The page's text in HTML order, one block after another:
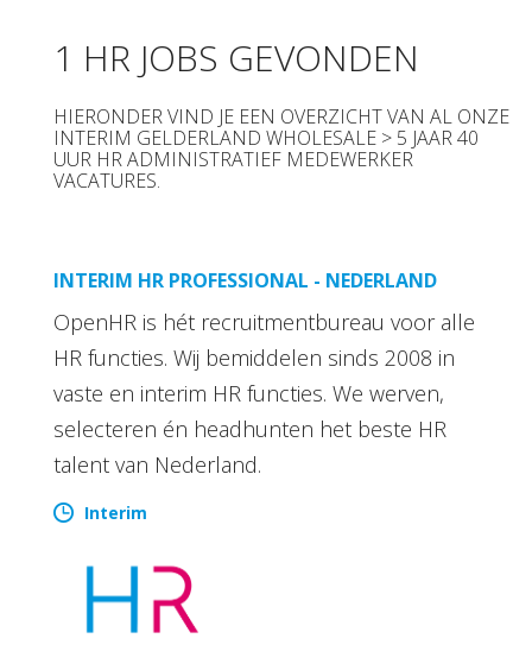
1 HR JOBS GEVONDEN
HIERONDER VIND JE EEN OVERZICHT VAN AL ONZE
INTERIM GELDERLAND WHOLESALE > 5 JAAR 40
UUR HR ADMINISTRATIEF MEDEWERKER
VACATURES.
INTERIM HR PROFESSIONAL - NEDERLAND
OpenHR is hét recruitmentbureau voor alle
HR functies. Wij bemiddelen sinds 2008 in
vaste en interim HR functies. We werven,
selecteren én headhunten het beste HR
talent van Nederland.
Interim